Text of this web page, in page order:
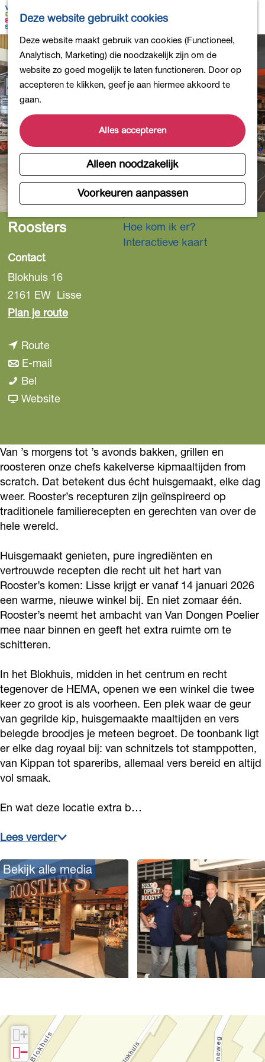
Deze website gebruikt cookies
Deze website maakt gebruik van cookies (Functioneel,
Analytisch, Marketing) die noodzakelijk zijn om de
website zo goed mogelijk te laten functioneren. Door op
accepteren te klikken, geef je aan hiermee akkoord te
gaan.
Alles accepteren
Alleen noodzakelijk
Voorkeuren aanpassen
n
a
a
r
d
e
h
o
m
e
K
a
r
t
Z
e
k
e
n
e
n
u
Bollen en Bloemen
Uit eten
DB4daagse - Inschrijven
Kinderactiviteiten
De natuur in
Musea en meer
Producten uit de Bollenstreek
Gezond en actief
Overnachten
Hoe kom ik er?
Interactieve kaart
Roosters
Contact
Blokhuis 16
2161 EW Lisse
Plan je routen
t
e
r
s
Routen
a
r
o
s
t
e
r
E-mail
a
o
o
s
t
e
s
Bel
o
t
e
r
s
Websitev
R
o
o
s
r
s
Van ’s morgens tot ’s avonds bakken, grillen en
roosteren onze chefs kakelverse kipmaaltijden from
scratch. Dat betekent dus écht huisgemaakt, elke dag
weer. Rooster’s recepturen zijn geïnspireerd op
traditionele familierecepten en gerechten van over de
hele wereld.
Huisgemaakt genieten, pure ingrediënten en
vertrouwde recepten die recht uit het hart van
Rooster’s komen: Lisse krijgt er vanaf 14 januari 2026
een warme, nieuwe winkel bij. En niet zomaar één.
Rooster’s neemt het ambacht van Van Dongen Poelier
mee naar binnen en geeft het extra ruimte om te
schitteren.
In het Blokhuis, midden in het centrum en recht
tegenover de HEMA, openen we een winkel die twee
keer zo groot is als voorheen. Een plek waar de geur
van gegrilde kip, huisgemaakte maaltijden en vers
belegde broodjes je meteen begroet. De toonbank ligt
er elke dag royaal bij: van schnitzels tot stamppotten,
van Kippan tot spareribs, allemaal vers bereid en altijd
vol smaak.
En wat deze locatie extra b…
Lees verder
Bekijk alle media
n
p
+
−